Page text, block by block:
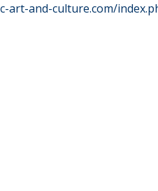
art-and-culture.com/